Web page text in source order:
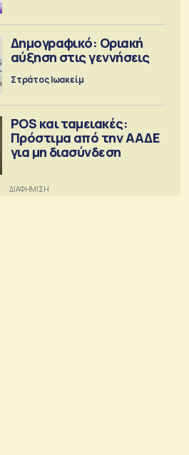
Δημογραφικό: Οριακή
αύξηση στις γεννήσεις
Στράτος Ιωακείμ
POS και ταμειακές:
Πρόστιμα από την ΑΑΔΕ
για μη διασύνδεση